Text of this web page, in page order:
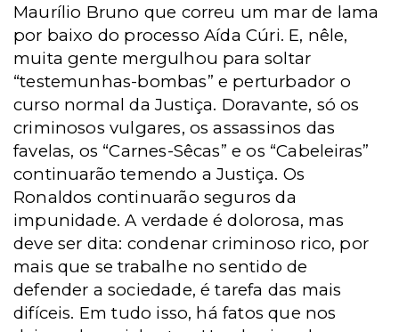
Maurílio Bruno que correu um mar de lama
por baixo do processo Aída Cúri. E, nêle,
muita gente mergulhou para soltar
“testemunhas-bombas” e perturbador o
curso normal da Justiça. Doravante, só os
criminosos vulgares, os assassinos das
favelas, os “Carnes-Sêcas” e os “Cabeleiras”
continuarão temendo a Justiça. Os
Ronaldos continuarão seguros da
impunidade. A verdade é dolorosa, mas
deve ser dita: condenar criminoso rico, por
mais que se trabalhe no sentido de
defender a sociedade, é tarefa das mais
difíceis. Em tudo isso, há fatos que nos